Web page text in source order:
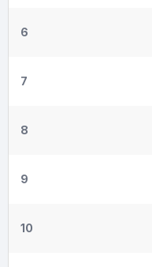
6
7
8
9
10